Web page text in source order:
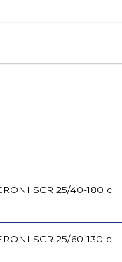
SCR 25/40-180 с
SCR 25/60-130 с